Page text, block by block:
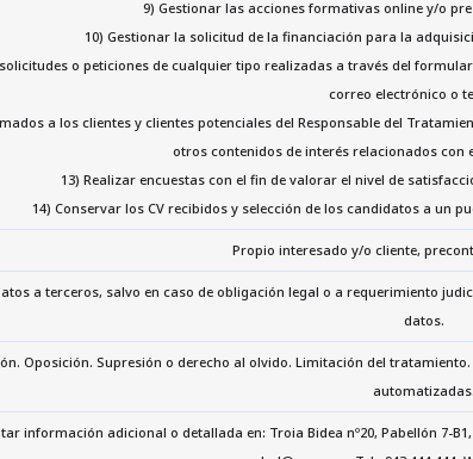
9) Gestionar las acciones formativas online y/o
10) Gestionar la solicitud de la financiación para la
o peticiones de cualquier tipo realizadas a través del
correo electrónico o
a los clientes y clientes potenciales del Responsable del
otros contenidos de interés relacionados con
13) Realizar encuestas con el fin de valorar el nivel de
14) Conservar los CV recibidos y selección de los candidatos a un
Propio interesado y/o cliente,
a terceros, salvo en caso de obligación legal o a requerimiento
datos.
Oposición. Supresión o derecho al olvido. Limitación del
automatizadas.
información adicional o detallada en: Troia Bidea nº20, Pabellón 7-